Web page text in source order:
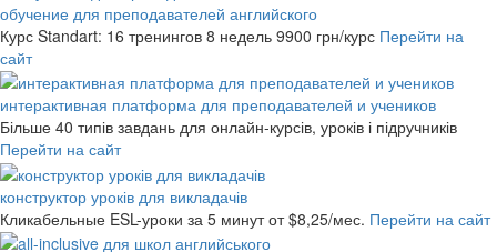
обучение для преподавателей английского
Курс Standart: 16 тренингов 8 недель 9900 грн/курс Перейти на
сайт
интерактивная платформа для преподавателей и учеников
Більше 40 типів завдань для онлайн-курсів, уроків і підручників
Перейти на сайт
конструктор уроків для викладачів
Кликабельные ESL-уроки за 5 минутот $8,25/мес. Перейти на сайт